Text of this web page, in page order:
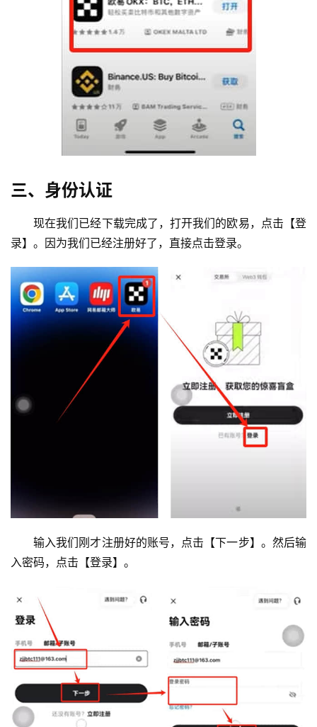
三、身份认证
现在我们已经下载完成了，打开我们的欧易，点击【登
录】。因为我们已经注册好了，直接点击登录。
输入我们刚才注册好的账号，点击【下一步】。然后输
入密码，点击【登录】。